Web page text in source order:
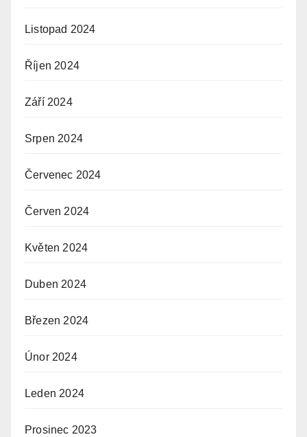
Listopad 2024
Říjen 2024
Září 2024
Srpen 2024
Červenec 2024
Červen 2024
Květen 2024
Duben 2024
Březen 2024
Únor 2024
Leden 2024
Prosinec 2023